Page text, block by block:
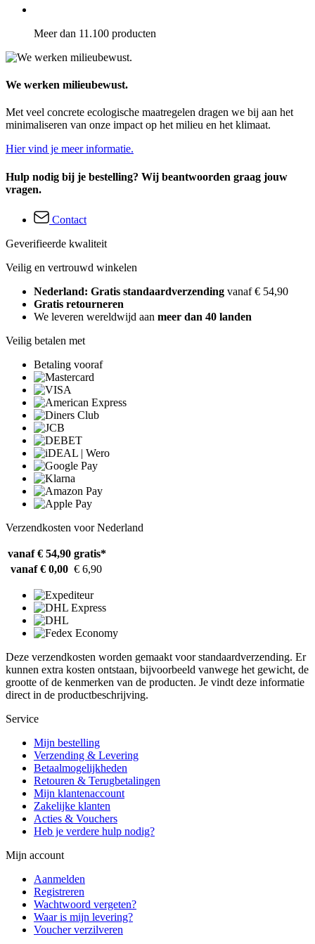
Meer dan 11.100 producten
We werken milieubewust.
Met veel concrete ecologische maatregelen dragen we bij aan het
minimaliseren van onze impact op het milieu en het klimaat.
Hier vind je meer informatie.
Hulp nodig bij je bestelling? Wij beantwoorden graag jouw
vragen.
Contact
Geverifieerde kwaliteit
Veilig en vertrouwd winkelen
Nederland: Gratis standaardverzending vanaf € 54,90
Gratis retourneren
We leveren wereldwijd aan meer dan 40 landen
Veilig betalen met
Betaling vooraf
Verzendkosten voor Nederland
vanaf € 54,90 gratis*
vanaf € 0,00 € 6,90
Deze verzendkosten worden gemaakt voor standaardverzending. Er
kunnen extra kosten ontstaan, bijvoorbeeld vanwege het gewicht, de
grootte of de kenmerken van de producten. Je vindt deze informatie
direct in de productbeschrijving.
Service
Mijn bestelling
Verzending & Levering
Betaalmogelijkheden
Retouren & Terugbetalingen
Mijn klantenaccount
Zakelijke klanten
Acties & Vouchers
Heb je verdere hulp nodig?
Mijn account
Aanmelden
Registreren
Wachtwoord vergeten?
Waar is mijn levering?
Voucher verzilveren